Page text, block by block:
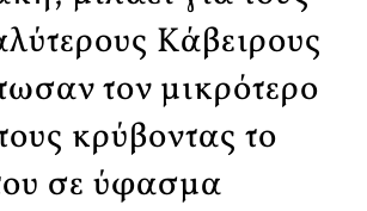
Κάβειρους
τον μικρότερο
κρύβοντας το
σε ύφασμα